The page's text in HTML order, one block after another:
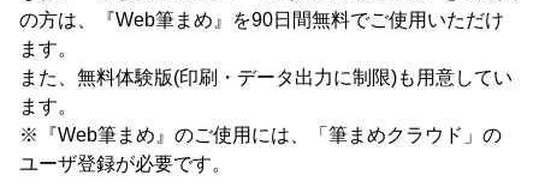
の方は、『Web筆まめ』を90日間無料でご使用いただけ
ます。
また、無料体験版(印刷・データ出力に制限)も用意してい
ます。
※『Web筆まめ』のご使用には、「筆まめクラウド」の
ユーザ登録が必要です。